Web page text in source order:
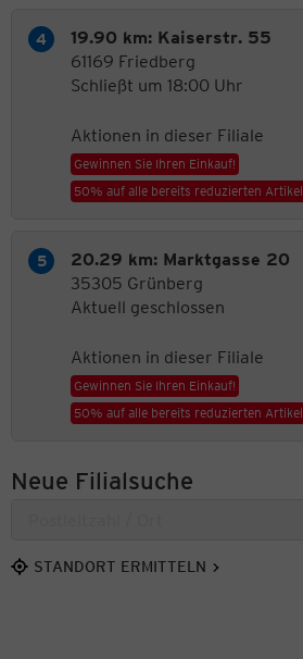
19.90 km: Kaiserstr. 55
61169 Friedberg
Schließt um 18:00 Uhr
Aktionen in dieser Filiale
Gewinnen Sie Ihren Einkauf!
50% auf alle bereits reduzierten Artikel
20.29 km: Marktgasse 20
35305 Grünberg
Aktuell geschlossen
Aktionen in dieser Filiale
Gewinnen Sie Ihren Einkauf!
50% auf alle bereits reduzierten Artikel
Neue Filialsuche
STANDORT ERMITTELN